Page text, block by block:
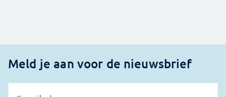
Meld je aan voor de nieuwsbrief